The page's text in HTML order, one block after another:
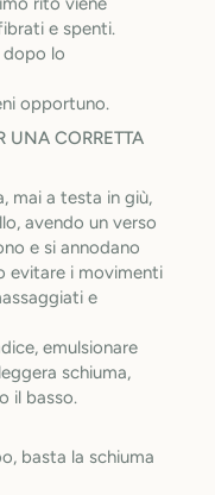
e spenti.
dopo lo
opportuno.
UNA CORRETTA
mai a testa in giù,
avendo un verso
e si annodano
evitare i movimenti
e
emulsionare
schiuma,
il basso.
basta la schiuma